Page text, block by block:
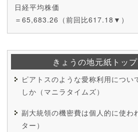
日経平均株価
＝65,683.26（前回比617.18▼）
きょうの地元紙トッ
ピアトスのような愛称利用につい
しか（マニラタイムズ）
副大統領の機密費は個人的に使わ
ター）